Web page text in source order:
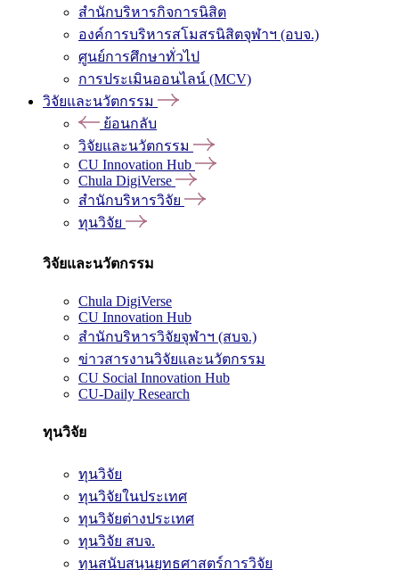
สำนักบริหารกิจการนิสิต
องค์การบริหารสโมสรนิสิตจุฬาฯ (อบจ.)
ศูนย์การศึกษาทั่วไป
การประเมินออนไลน์ (MCV)
วิจัยและนวัตกรรม
ย้อนกลับ
วิจัยและนวัตกรรม
CU Innovation Hub
Chula DigiVerse
สำนักบริหารวิจัย
ทุนวิจัย
วิจัยและนวัตกรรม
Chula DigiVerse
CU Innovation Hub
สำนักบริหารวิจัยจุฬาฯ (สบจ.)
ข่าวสารงานวิจัยและนวัตกรรม
CU Social Innovation Hub
CU-Daily Research
ทุนวิจัย
ทุนวิจัย
ทุนวิจัยในประเทศ
ทุนวิจัยต่างประเทศ
ทุนวิจัย สบจ.
ทุนสนับสนุนยุทธศาสตร์การวิจัย